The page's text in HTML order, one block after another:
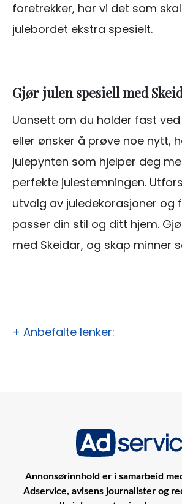
foretrekker, har vi det som
julebordet ekstra spesielt.
Gjør julen spesiell med
Uansett om du holder fast
eller ønsker å prøve noe nytt,
julepynten som hjelper deg
perfekte julestemningen.
utvalg av juledekorasjoner og
passer din stil og ditt hjem.
med Skeidar, og skap minner
+ Anbefalte lenker:
Annonsørinnhold er i samarbeid
Adservice, avisens journalister og